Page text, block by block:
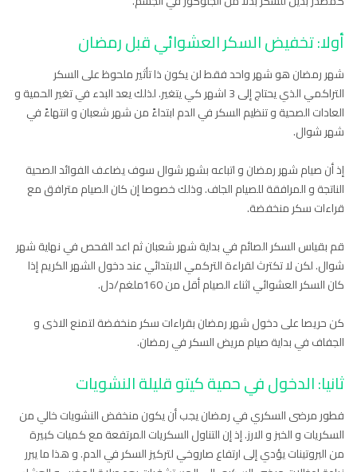
أولا: تخفيض السكر العشوائي قبل رمضان
شهر رمضان هو شهر واحد فقط لن يكون ذا تأثير ملحوظ على السكر
التراكمي الذي يحتاج إلى 3 اشهر كي يتغير. لذلك يعد البدء في تغير الحمية و
العادات الصحية و تنظيم السكر في الدم ابتداءً من شهر شعبان و انتهاءً في
شهر شوال.
إذ أن صيام شهر رمضان و اتباعه بشهر شوال سوف يضاعف الفوائد الصحية
الناتجة و المرافقة للصيام الجاف. وذلك خصوصا إن كان الصيام مترافق مع
قراءات سكر منخفضة.
قم بقياس السكر الصائم في بداية شهر شعبان ثم اعد الفحص في نهاية شهر
شوال. لكن لا تكترث لقراءة التركمي الابتدائي عند دخول الشهر الكريم إذا
كان السكر العشوائي اثناء الصيام أقل من 160ملغم/دل.
كن حريصا على دخول شهر رمضان بقراءات سكر منخفضة لتمنع الاذى و
الجفاف في بداية صيام مريض السكر في رمضان.
ثانيا: الدخول في حمية كيتو قليلة النشويات
فطور مرضى السكري في رمضان يجب أن يكون منخفض النشويات خالي من
السكريات و الخبز و الارز. إذ إن التناول السكريات المرتفعة مع كميات كبيرة
من البروتينات يؤدي إلى ارتفاع صاروخي لتركيز السكر في الدم. و هذا ما يبرر